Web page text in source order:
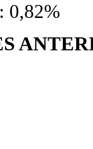
0,82%